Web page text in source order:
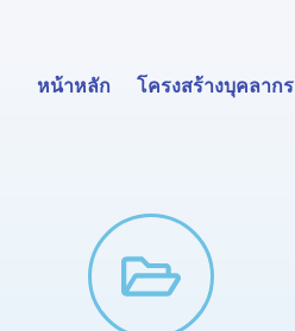
content
หน้าหลัก โครงสร้างบุคลากร